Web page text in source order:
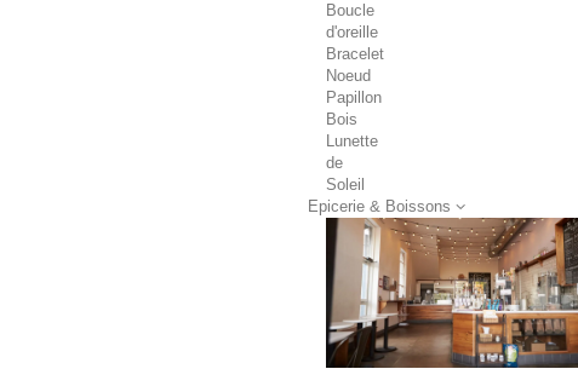
Boucle
d'oreille
Bracelet
Noeud
Papillon
Bois
Lunette
de
Soleil
Epicerie & Boissons